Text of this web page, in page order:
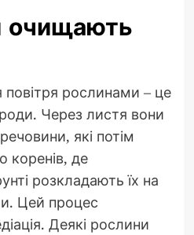
очищають
рослинами – це
Через листя вони
які потім
коренів, де
розкладають їх на
Цей процес
Деякі рослини